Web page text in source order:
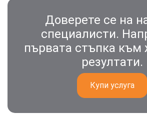
Доверете се на
специалисти.
първата стъпка към
резултати.
Купи услуга